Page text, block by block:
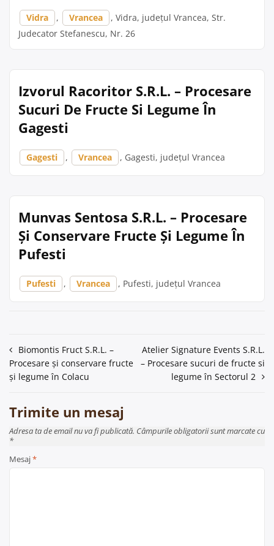
Vidra , Vrancea
, Vidra, județul Vrancea, Str.
Judecator Stefanescu, Nr. 26
Izvorul Racoritor S.R.L. – Procesare
Sucuri De Fructe Si Legume În
Gagesti
Gagesti , Vrancea , Gagesti, județul Vrancea
Munvas Sentosa S.R.L. – Procesare
Și Conservare Fructe Și Legume În
Pufesti
Pufesti , Vrancea , Pufesti, județul Vrancea
Navigare
în
Biomontis Fruct S.R.L. –
Procesare și conservare fructe
și legume în Colacu
Atelier Signature Events S.R.L.
– Procesare sucuri de fructe si
legume în Sectorul 2
Trimite un mesaj
Adresa ta de email nu va fi publicată. Câmpurile obligatorii sunt marcate cu
*
Mesaj*